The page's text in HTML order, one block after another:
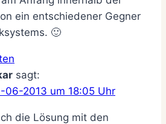
ein entschiedener Gegner
🙂
sagt:
06-2013 um 18:05 Uhr
die Lösung mit den